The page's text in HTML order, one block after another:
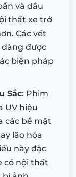
và dầu
thất xe trở
Các vết
dàng được
biện pháp
Sắc: Phim
UV hiệu
các bề mặt
lão hóa
này đặc
có nội thất